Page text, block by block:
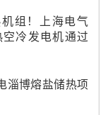
组！上海电气
冷发电机通过
淄博熔盐储热项